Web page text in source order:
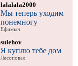
lalalala2000
Мы теперь уходим
понемногу
Ефимыч
sulehov
Я куплю тебе дом
Лесоповал